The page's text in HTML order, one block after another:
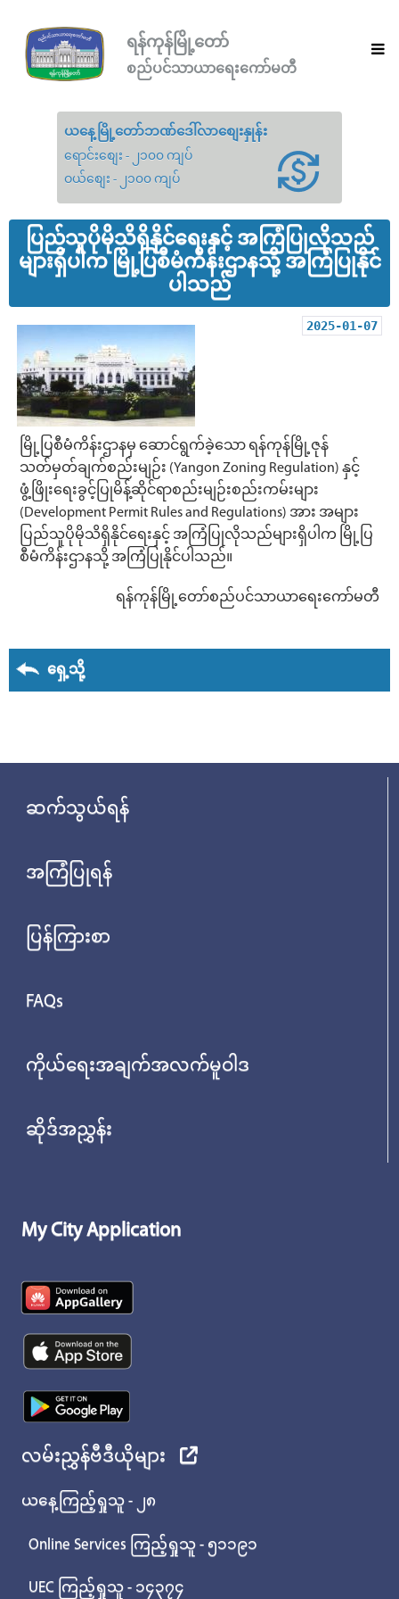
ရန်ကုန်မြို့တော်
စည်ပင်သာယာရေးကော်မတီ
ယနေ့မြို့တော်ဘဏ်ဒေါ်လာစျေးနှုန်း
ရောင်းစျေး - ၂၁၀၀ ကျပ်
ဝယ်စျေး - ၂၁၀၀ ကျပ်
ပြည်သူပိုမိုသိရှိနိုင်ရေးနှင့် အကြံပြုလိုသည်
များရှိပါက မြို့ပြစီမံကိန်းဌာနသို့ အကြံပြုနိုင်
ပါသည်
2025-01-07
မြို့ပြစီမံကိန်းဌာနမှ ဆောင်ရွက်ခဲ့သော ရန်ကုန်မြို့ဇုန်
သတ်မှတ်ချက်စည်းမျဉ်း (Yangon Zoning Regulation) နှင့်
ဖွံ့ဖြိုးရေးခွင့်ပြုမိန့်ဆိုင်ရာစည်းမျဉ်းစည်းကမ်းများ
(Development Permit Rules and Regulations) အား အများ
ပြည်သူပိုမိုသိရှိနိုင်ရေးနှင့် အကြံပြုလိုသည်များရှိပါက မြို့ပြ
စီမံကိန်းဌာနသို့ အကြံပြုနိုင်ပါသည်။
ရန်ကုန်မြို့တော်စည်ပင်သာယာရေးကော်မတီ
ရှေ့သို့
ဆက်သွယ်ရန်
အကြံပြုရန်
ပြန်ကြားစာ
FAQs
ကိုယ်ရေးအချက်အလက်မူဝါဒ
ဆိုဒ်အညွှန်း
My City Application
လမ်းညွှန်ဗီဒီယိုများ
ယနေ့ကြည့်ရှုသူ - ၂၈
Online Services ကြည့်ရှုသူ - ၅၁၁၉၁
UEC ကြည့်ရှုသူ - ၁၄၃၇၄